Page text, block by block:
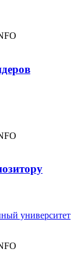
университет